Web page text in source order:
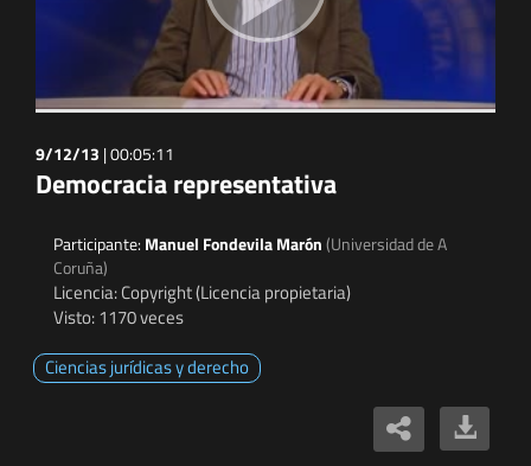
9/12/13 |00:05:11
Democracia representativa
Participante: Manuel Fondevila Marón(Universidad de A
Coruña)
Licencia: Copyright (Licencia propietaria)
Visto: 1170 veces
Ciencias jurídicas y derecho